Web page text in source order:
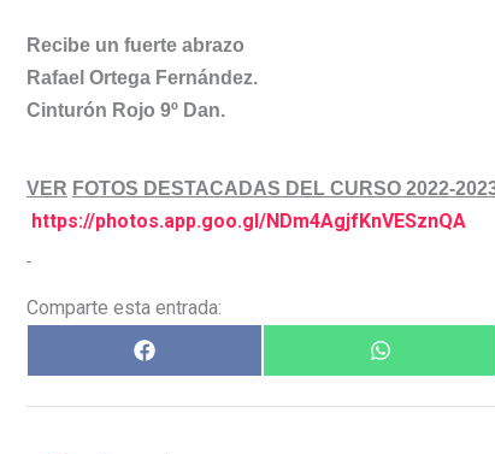
Recibe un fuerte abrazo
Rafael Ortega Fernández.
Cinturón Rojo 9º Dan.
VER FOTOS DESTACADAS DEL CURSO 2022-
https://photos.app.goo.gl/NDm4AgjfKnVESznQA
Comparte esta entrada: